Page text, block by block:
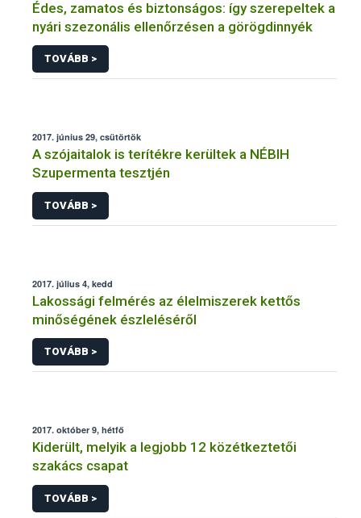
Édes, zamatos és biztonságos: így szerepeltek a
nyári szezonális ellenőrzésen a görögdinnyék
TOVÁBB >
2017. június 29, csütörtök
A szójaitalok is terítékre kerültek a NÉBIH
Szupermenta tesztjén
TOVÁBB >
2017. július 4, kedd
Lakossági felmérés az élelmiszerek kettős
minőségének észleléséről
TOVÁBB >
2017. október 9, hétfő
Kiderült, melyik a legjobb 12 közétkeztetői
szakács csapat
TOVÁBB >